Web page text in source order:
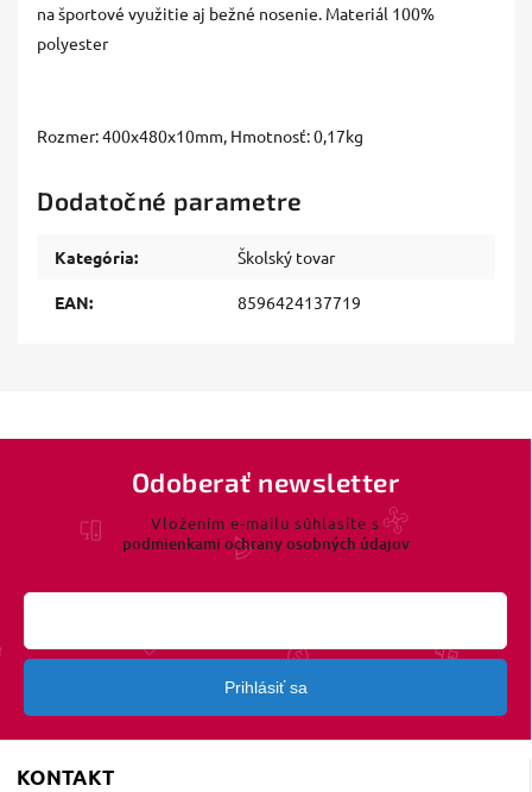
na športové využitie aj bežné nosenie. Materiál 100%
polyester
Rozmer: 400x480x10mm, Hmotnosť: 0,17kg
Dodatočné parametre
Kategória: Školský tovar
EAN: 8596424137719
KONTAKT
Odoberať newsletter
Vložením e-mailu súhlasíte s
podmienkami ochrany osobných údajov
Prihlásiť sa